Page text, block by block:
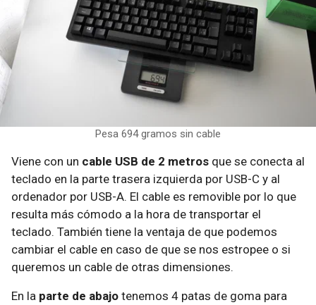
Pesa 694 gramos sin cable
Viene con un cable USB de 2 metros que se conecta al
teclado en la parte trasera izquierda por USB-C y al
ordenador por USB-A. El cable es removible por lo que
resulta más cómodo a la hora de transportar el
teclado. También tiene la ventaja de que podemos
cambiar el cable en caso de que se nos estropee o si
queremos un cable de otras dimensiones.
En la parte de abajo tenemos 4 patas de goma para